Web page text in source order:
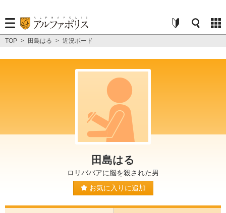
TOP > 田島はる > 近況ボード
田島はる
ロリババアに脳を殺された男
お気に入りに追加